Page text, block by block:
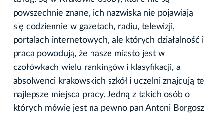
powszechnie znane, ich nazwiska nie pojawiają
się codziennie w gazetach, radiu, telewizji,
portalach internetowych, ale których działalność i
praca powodują, że nasze miasto jest w
czołówkach wielu rankingów i klasyfikacji, a
absolwenci krakowskich szkół i uczelni znajdują te
najlepsze miejsca pracy. Jedną z takich osób o
których mówię jest na pewno pan Antoni Borgosz